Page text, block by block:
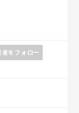
者をフォロー